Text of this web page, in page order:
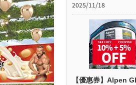
2025/11/18
【優惠券】Alpen